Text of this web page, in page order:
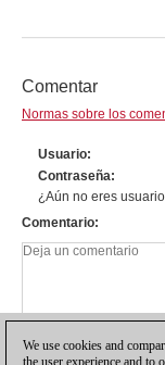
Comentar
Normas sobre los
Usuario
Contraseña
¿Aún no eres
Comentario
We use cookies and
the user experience and to